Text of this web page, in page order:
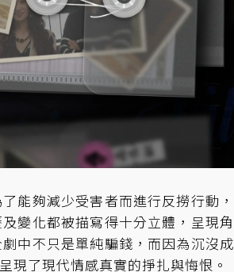
能夠減少受害者而進行反撈行動，
變化都被描寫得十分立體，呈現角
中不只是單純騙錢，而因為沉沒成
現了現代情感真實的掙扎與悔恨。